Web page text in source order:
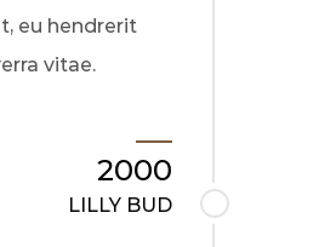
eu hendrerit
vitae.
2000
LILLY BUD